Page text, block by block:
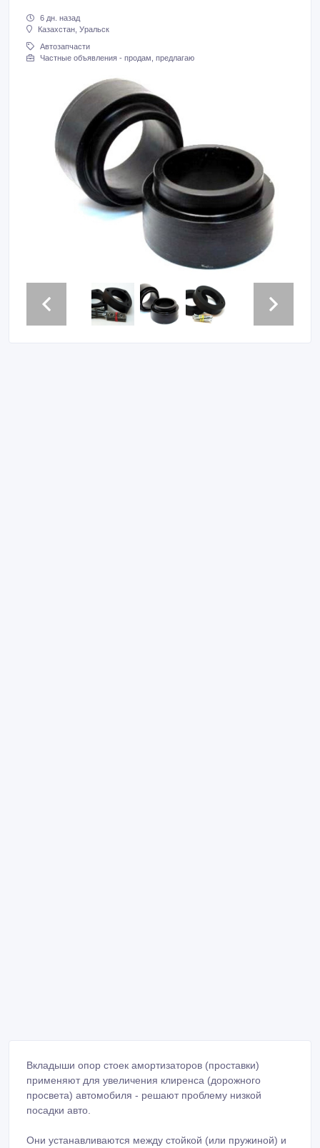
6 дн. назад
Казахстан, Уральск
Автозапчасти
Частные объявления - продам, предлагаю
Вкладыши опор стоек амортизаторов (проставки)
применяют для увеличения клиренса (дорожного
просвета) автомобиля - решают проблему низкой
посадки авто.
Они устанавливаются между стойкой (или пружиной) и